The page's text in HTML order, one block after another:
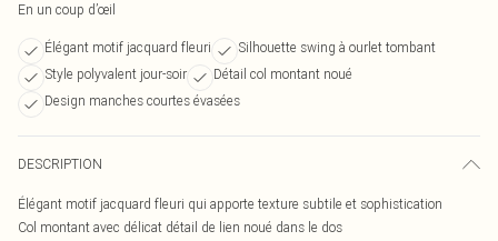
En un coup d’œil
Élégant motif jacquard fleuri
Silhouette swing à ourlet tombant
Style polyvalent jour-soir
Détail col montant noué
Design manches courtes évasées
DESCRIPTION
Élégant motif jacquard fleuri qui apporte texture subtile et sophistication
Col montant avec délicat détail de lien noué dans le dos